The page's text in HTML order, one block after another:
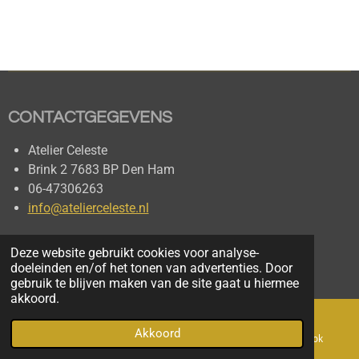
Deze website gebruikt cookies voor analyse-
doeleinden en/of het tonen van advertenties. Door
gebruik te blijven maken van de site gaat u hiermee
akkoord.
Akkoord
CONTACTGEGEVENS
Atelier Celeste
Brink 2 7683 BP Den Ham
06-47306263
info@atelierceleste.nl
Telefoonnummer Facebook